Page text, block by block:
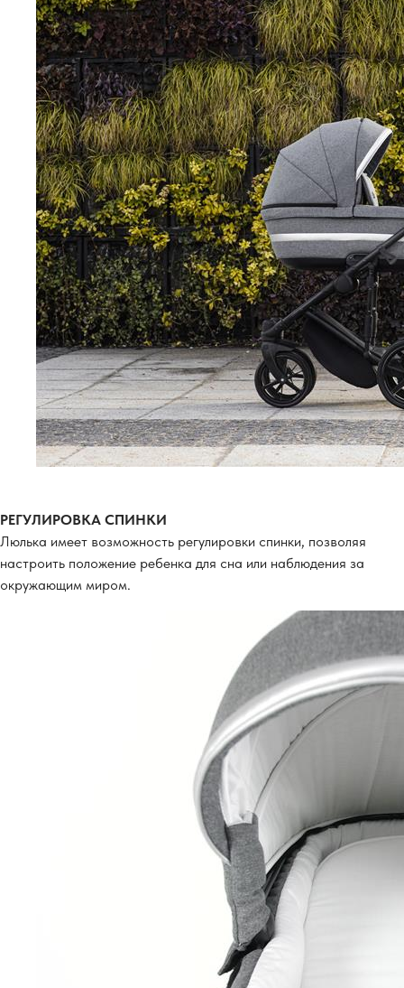
РЕГУЛИРОВКА СПИНКИ
Люлька имеет возможность регулировки спинки, позволяя
настроить положение ребенка для сна или наблюдения за
окружающим миром.